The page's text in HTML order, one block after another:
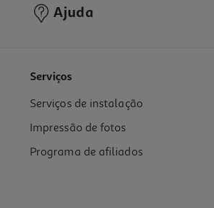
Ajuda
Serviços
Serviços de instalação
Impressão de fotos
Programa de afiliados